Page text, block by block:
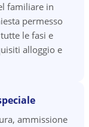
familiare in
permesso
le fasi e
alloggio e
ammissione